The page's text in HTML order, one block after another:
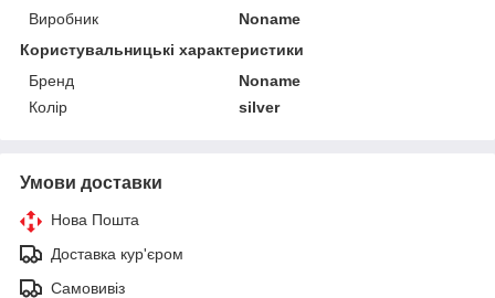
Виробник
Noname
Користувальницькі характеристики
Бренд
Noname
Колір
silver
Умови доставки
Нова Пошта
Доставка кур'єром
Самовивіз